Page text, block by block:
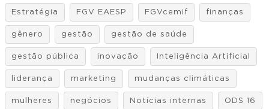
Estratégia FGV EAESP FGVcemif finanças
gênero gestão gestão de saúde
gestão pública inovação Inteligência Artificial
liderança marketing mudanças climáticas
mulheres negócios Notícias internas ODS 16